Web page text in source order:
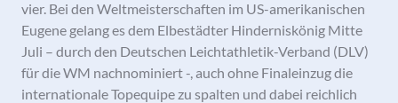
vier. Bei den Weltmeisterschaften im US-amerikanischen
Eugene gelang es dem Elbestädter Hinderniskönig Mitte
Juli – durch den Deutschen Leichtathletik-Verband (DLV)
für die WM nachnominiert -, auch ohne Finaleinzug die
internationale Topequipe zu spalten und dabei reichlich